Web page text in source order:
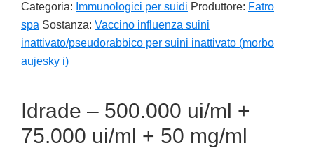
Categoria: Immunologici per suidi Produttore: Fatro
spa Sostanza: Vaccino influenza suini
inattivato/pseudorabbico per suini inattivato (morbo
aujesky i)
Idrade – 500.000 ui/ml +
75.000 ui/ml + 50 mg/ml